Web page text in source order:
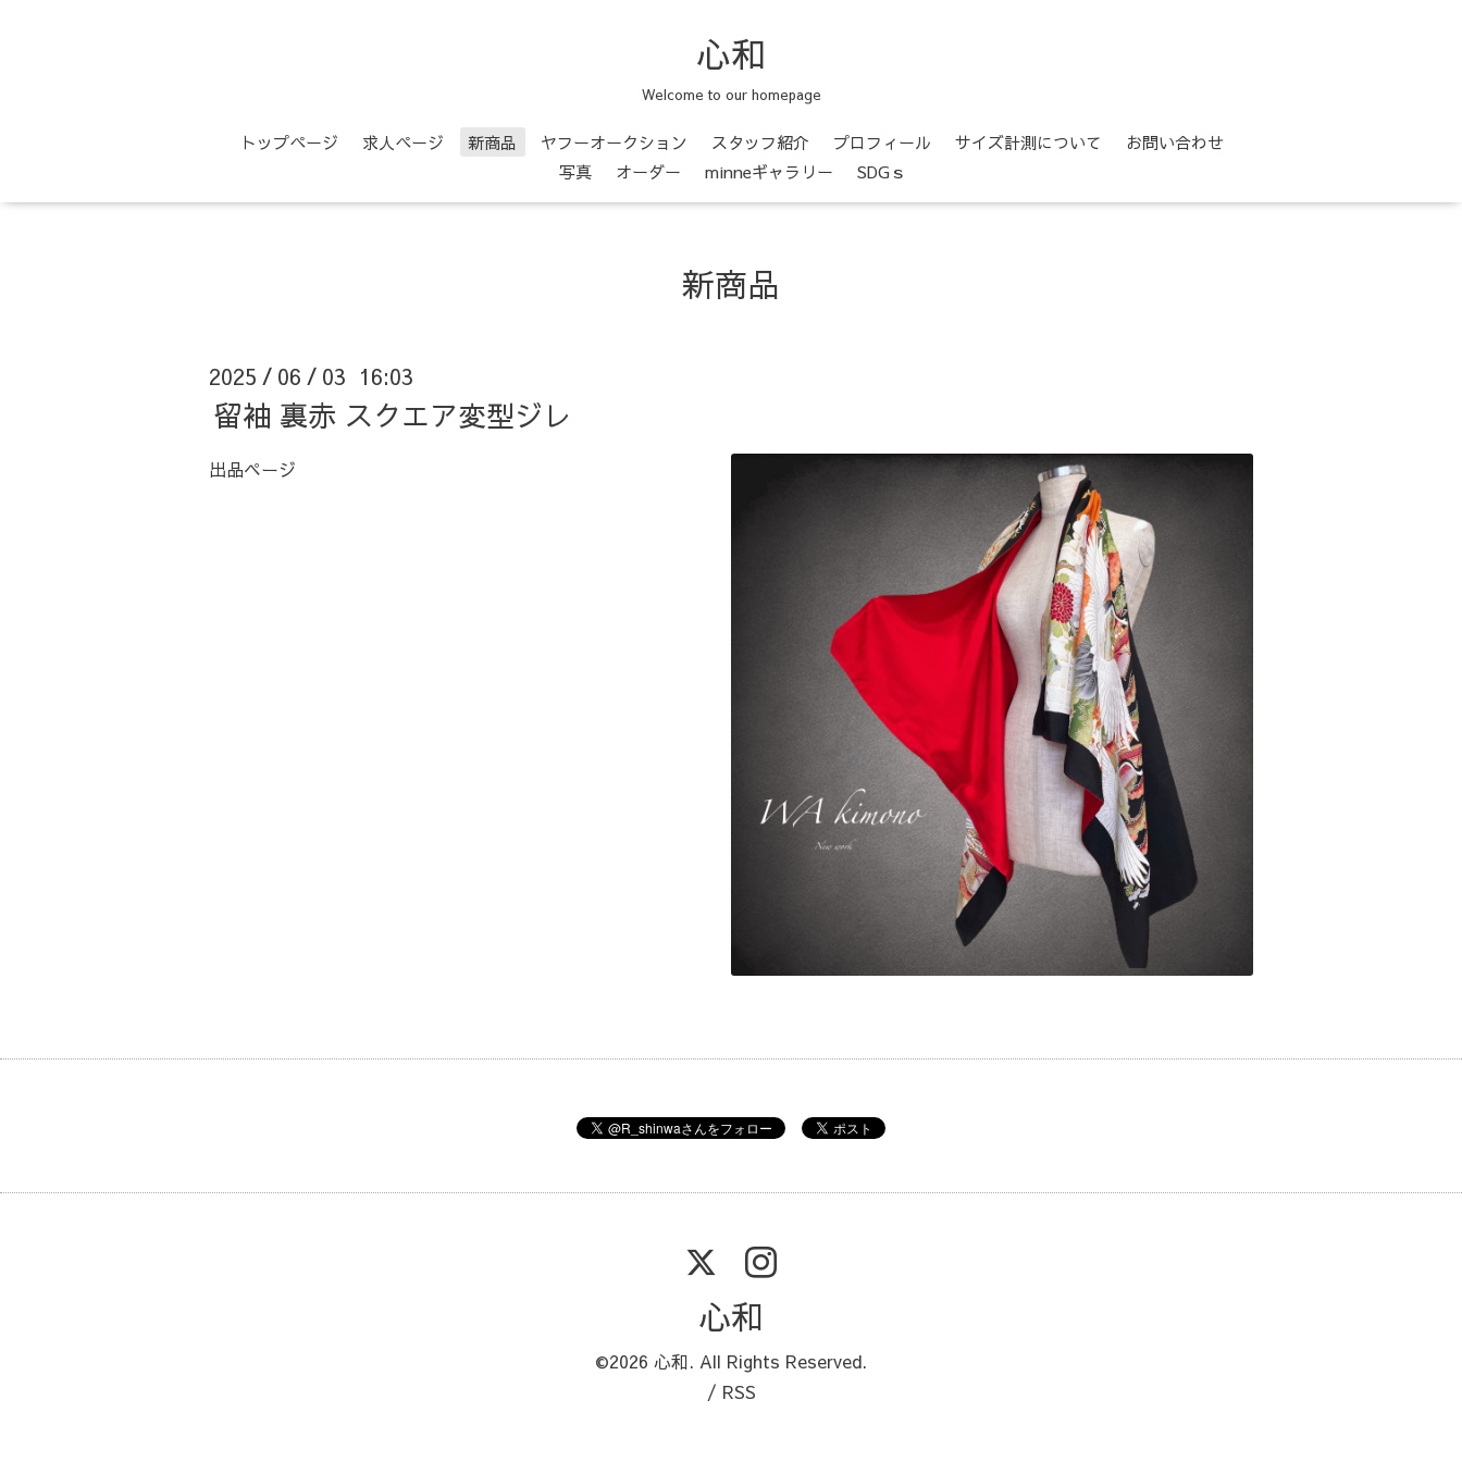
心和
Welcome to our homepage
トップページ 求人ページ 新商品 ヤフーオークション スタッフ紹介 プロフィール サイズ計測について
お問い合わせ
写真
オーダー minneギャラリー SDGｓ
新商品
2025 / 06 / 03 16:03
留袖 裏赤 スクエア変型ジレ
出品ページ
心和
©2026 心和. All Rights Reserved.
/ RSS